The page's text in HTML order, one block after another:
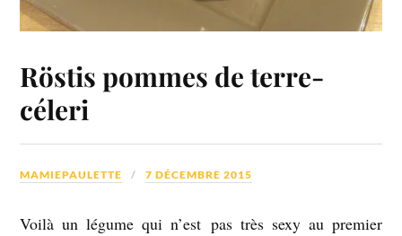
Röstis pommes de terre-
céleri
MAMIEPAULETTE 7 DÉCEMBRE 2015
Voilà un légume qui n’est pas très sexy au premier